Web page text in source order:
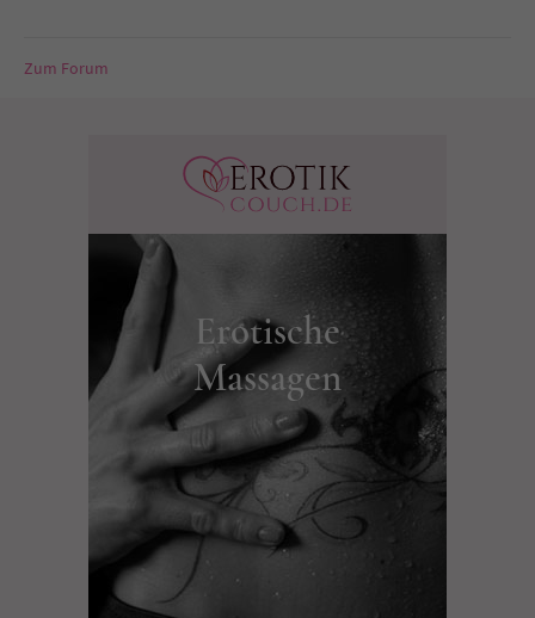
Zum Forum
Erotische
Massagen